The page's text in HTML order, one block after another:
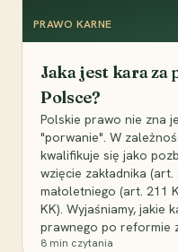
PRAWO KARNE
Jaka jest kara za
Polsce?
Polskie prawo nie zna
"porwanie". W
kwalifikuje się jako
wzięcie zakładnika
małoletniego (art. 211
KK). Wyjaśniamy, jakie
prawnego po reformie
8 min czytania